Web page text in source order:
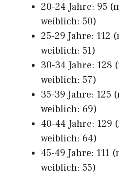
20-24 Jahre: 95
weiblich: 50)
25-29 Jahre: 112
weiblich: 51)
30-34 Jahre: 128
weiblich: 57)
35-39 Jahre: 125
weiblich: 69)
40-44 Jahre: 129
weiblich: 64)
45-49 Jahre: 111
weiblich: 55)